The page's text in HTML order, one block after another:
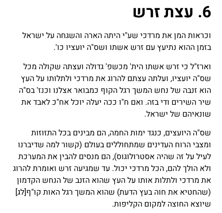
6. עצת זרש
וכראות המן את מרדכי שע"י היתה הארה והשגחה על ישראל
בזמן ההוא נתיעץ עם זרש אשתו ושס"ה יועציו כו'.
וארז"ל כי זרש אשתו הית' מכשפ' גדולה ועצתה שקולה מכל
שס"ה יועציו, ועלתה עצתם להרוג את מרדכי ולתלותו על העץ
הוא זנבה של נחש המשך רגל הקוף כמבואר אצלנו וכנז' בס"ה
שיר השירים ודי בזה. ואם ח"ו ככה יעלה יוכל אח"כ לאבד את
שונאיהם של ישראל.
שס"ה היועצים, כנגד ימות החמה, הם מבינים בכל התזוזות
ומצבי הרוח העדינים שמתחוללים בעולם (קשור למה שדיברנו
לעיל על זה שהיה אסטרולוגוס), הם מנסים להבין את המערכת
ולא הולך להם, הכל מרדכי יכול. עד שמגיעה זרש ואומרת להרוג
את מרדכי ולתלות אותו על העץ שהוא הזנב של הנחש הקדמון
(שהחטיא את חוה בעץ הדעת) שהוא המשך רגל האות קו"ף[לג]
שיוצא החוצה למקום הקליפות.